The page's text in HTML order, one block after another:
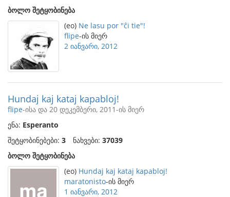
ბოლო შეტყობინება
(eo) Ne lasu por "ĉi tie"!
flipe-ის მიერ
2 იანვარი, 2012
Hundaj kaj kataj kapabloj!
flipe-ისა და 20 დეკემბერი, 2011-ის მიერ
ენა: Esperanto
შეტყობინებები: 3 ნახვები: 37039
ბოლო შეტყობინება
(eo) Hundaj kaj kataj kapabloj!
maratonisto-ის მიერ
1 იანვარი, 2012